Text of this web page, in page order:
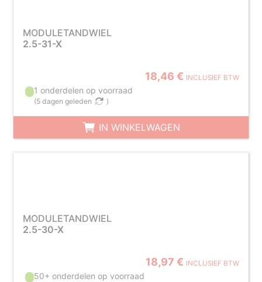
MODULETANDWIEL
2.5-31-X
18,46 € INCLUSIEF BTW
1 onderdelen op voorraad
(5 dagen geleden )
IN WINKELWAGEN
MODULETANDWIEL
2.5-30-X
18,97 € INCLUSIEF BTW
50+ onderdelen op voorraad